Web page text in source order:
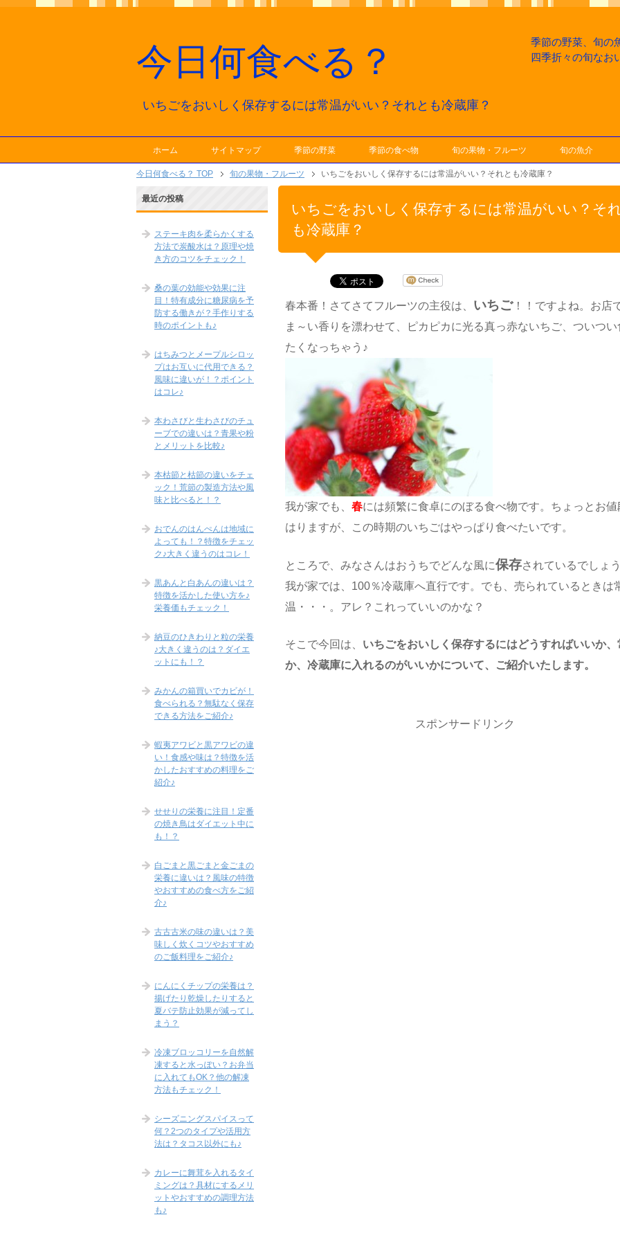
今日何食べる？
いちごをおいしく保存するには常温がいい？それとも冷蔵庫？
季節の野菜、旬の
四季折々の旬なお
ホーム サイトマップ 季節の野菜 季節の食べ物 旬の果物・フルーツ 旬の魚介
今日何食べる？ TOP 旬の果物・フルーツ いちごをおいしく保存するには常温がいい？それとも冷蔵庫？
いちごをおいしく保存するには常温がいい？そ
も冷蔵庫？
春本番！さてさてフルーツの主役は、 いちご！！ですよね。お店
ま～い香りを漂わせて、ピカピカに光る真っ赤ないちご、ついつい
たくなっちゃう♪
我が家でも、春には頻繁に食卓にのぼる食べ物です。ちょっとお値
はりますが、この時期のいちごはやっぱり食べたいです。
ところで、みなさんはおうちでどんな風に保存されているでしょ
我が家では、100％冷蔵庫へ直行です。でも、売られているときは
温・・・。アレ？これっていいのかな？
そこで今回は、 いちごをおいしく保存するにはどうすればいいか、
か、冷蔵庫に入れるのがいいかについて、ご紹介いたします。
スポンサードリンク
最近の投稿
ステーキ肉を柔らかくする
方法で炭酸水は？原理や焼
き方のコツをチェック！
桑の葉の効能や効果に注
目！特有成分に糖尿病を予
防する働きが？手作りする
時のポイントも♪
はちみつとメープルシロッ
プはお互いに代用できる？
風味に違いが！？ポイント
はコレ♪
本わさびと生わさびのチュ
ーブでの違いは？青果や粉
とメリットを比較♪
本枯節と枯節の違いをチェ
ック！荒節の製造方法や風
味と比べると！？
おでんのはんぺんは地域に
よっても！？特徴をチェッ
ク♪大きく違うのはコレ！
黒あんと白あんの違いは？
特徴を活かした使い方を♪
栄養価もチェック！
納豆のひきわりと粒の栄養
♪大きく違うのは？ダイエ
ットにも！？
みかんの箱買いでカビが！
食べられる？無駄なく保存
できる方法をご紹介♪
蝦夷アワビと黒アワビの違
い！食感や味は？特徴を活
かしたおすすめの料理をご
紹介♪
せせりの栄養に注目！定番
の焼き鳥はダイエット中に
も！？
白ごまと黒ごまと金ごまの
栄養に違いは？風味の特徴
やおすすめの食べ方をご紹
介♪
古古古米の味の違いは？美
味しく炊くコツやおすすめ
のご飯料理をご紹介♪
にんにくチップの栄養は？
揚げたり乾燥したりすると
夏バテ防止効果が減ってし
まう？
冷凍ブロッコリーを自然解
凍すると水っぽい？お弁当
に入れてもOK？他の解凍
方法もチェック！
シーズニングスパイスって
何？2つのタイプや活用方
法は？タコス以外にも♪
カレーに舞茸を入れるタイ
ミングは？具材にするメリ
ットやおすすめの調理方法
も♪